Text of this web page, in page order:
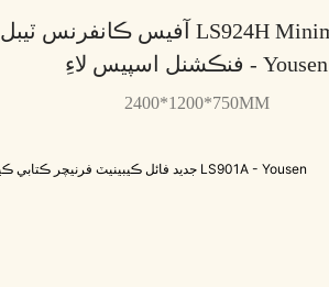
آفيس ڪانفرنس ٽيبل LS924H Minimalist ۽
فنڪشنل اسپيس لاءِ - Yousen
2400*1200*750MM